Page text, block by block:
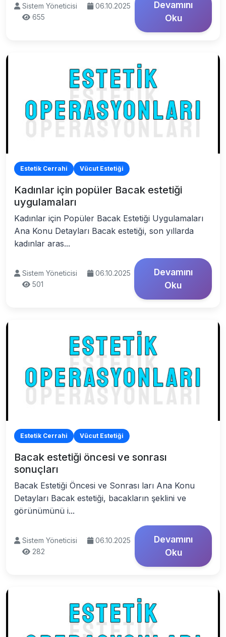
Sistem Yöneticisi
06.10.2025
655
Devamını
Oku
Estetik Cerrahi Vücut Estetiği
Kadınlar için popüler Bacak estetiği
uygulamaları
Kadınlar için Popüler Bacak Estetiği Uygulamaları
Ana Konu Detayları Bacak estetiği, son yıllarda
kadınlar aras...
Sistem Yöneticisi
06.10.2025
501
Devamını
Oku
Estetik Cerrahi Vücut Estetiği
Bacak estetiği öncesi ve sonrası
sonuçları
Bacak Estetiği Öncesi ve Sonrası ları Ana Konu
Detayları Bacak estetiği, bacakların şeklini ve
görünümünü i...
Sistem Yöneticisi
06.10.2025
282
Devamını
Oku